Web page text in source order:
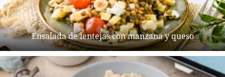
Ensalada de lentejas con manzana y queso